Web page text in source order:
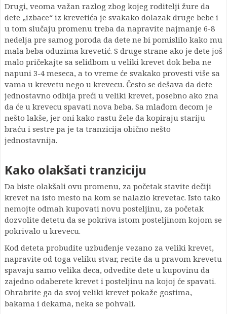
Drugi, veoma važan razlog zbog kojeg roditelji žure da
dete „izbace“ iz krevetića je svakako dolazak druge bebe i
u tom slučaju promenu treba da napravite najmanje 6-8
nedelja pre samog poroda da dete ne bi pomislilo kako mu
mala beba oduzima krevetić. S druge strane ako je dete još
malo pričekajte sa selidbom u veliki krevet dok beba ne
napuni 3-4 meseca, a to vreme će svakako provesti više sa
vama u krevetu nego u krevecu. Često se dešava da dete
jednostavno odbija preći u veliki krevet, posebno ako zna
da će u krevecu spavati nova beba. Sa mlađom decom je
nešto lakše, jer oni kako rastu žele da kopiraju stariju
braću i sestre pa je ta tranzicija obično nešto
jednostavnija.
Kako olakšati tranziciju
Da biste olakšali ovu promenu, za početak stavite dečiji
krevet na isto mesto na kom se nalazio krevetac. Isto tako
nemojte odmah kupovati novu posteljinu, za početak
dozvolite detetu da se pokriva istom posteljinom kojom se
pokrivalo u krevecu.
Kod deteta probudite uzbuđenje vezano za veliki krevet,
napravite od toga veliku stvar, recite da u pravom krevetu
spavaju samo velika deca, odvedite dete u kupovinu da
zajedno odaberete krevet i posteljinu na kojoj će spavati.
Ohrabrite ga da svoj veliki krevet pokaže gostima,
bakama i dekama, neka se pohvali.